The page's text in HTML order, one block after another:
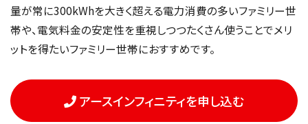
量が常に300kWhを大きく超える電力消費の多いファミリー世
帯や、電気料金の安定性を重視しつつたくさん使うことでメリ
ットを得たいファミリー世帯におすすめです。
アースインフィニティを申し込む